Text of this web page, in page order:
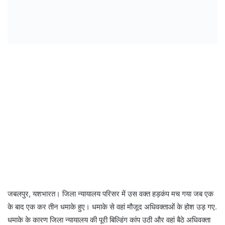
जबलपुर, यशभारत। जिला न्यायालय परिसर में उस वक्त हड़कंप मच गया जब एक
के बाद एक कर तीन धमाके हुए। धमाके से वहां मौजूद अधिवक्ताओं के होश उड़ गए.
धमाके के कारण जिला न्यायालय की पूरी बिल्डिंग कांप उठी और वहां बैठे अधिवक्ता